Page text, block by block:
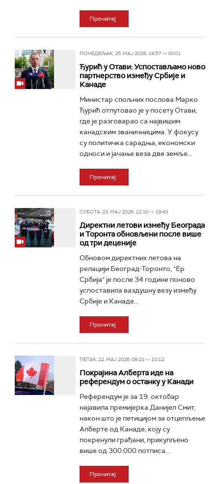
Прочитај
ПОНЕДЕЉАК, 25. МАЈ 2026, 18:57 -> 00:01
Ђурић у Отави: Успостављамо ново
партнерство између Србије и
Канаде
Министар спољних послова Марко
Ђурић отпутовао је у посету Отави,
где је разговарао са највишим
канадским званичницима. У фокусу
су политичка сарадња, економски
односи и јачање веза две земље...
Прочитај
СУБОТА, 23. МАЈ 2026, 12:10 -> 19:43
Директни летови између Београда
и Торонта обновљени после више
од три деценије
Обновом директних летова на
релацији Београд-Торонто, "Ер
Србија" је после 34 године поново
успоставила ваздушну везу између
Србије и Канаде...
Прочитај
ПЕТАК, 22. МАЈ 2026, 08:21 -> 10:12
Покрајина Алберта иде на
референдум о останку у Канади
Референдум је за 19. октобар
најавила премијерка Данијел Смит,
након што је петицијом за отцепљење
Алберте од Канаде, коју су
покренули грађани, прикупљено
више од 300.000 потписа...
Прочитај